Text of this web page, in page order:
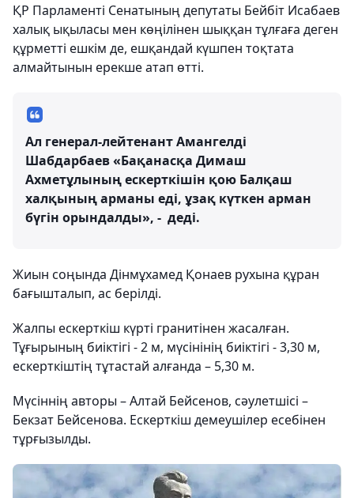
ҚР Парламенті Сенатының депутаты Бейбіт Исабаев
халық ықыласы мен көңілінен шыққан тұлғаға деген
құрметті ешкім де, ешқандай күшпен тоқтата
алмайтынын ерекше атап өтті.
Ал генерал-лейтенант Амангелді
Шабдарбаев «Бақанасқа Димаш
Ахметұлының ескерткішін қою Балқаш
халқының арманы еді, ұзақ күткен арман
бүгін орындалды», - деді.
Жиын соңында Дінмұхамед Қонаев рухына құран
бағышталып, ас берілді.
Жалпы ескерткіш күрті гранитінен жасалған.
Тұғырының биіктігі - 2 м, мүсінінің биіктігі - 3,30 м,
ескерткіштің тұтастай алғанда – 5,30 м.
Мүсіннің авторы – Алтай Бейсенов, сәулетшісі –
Бекзат Бейсенова. Ескерткіш демеушілер есебінен
тұрғызылды.